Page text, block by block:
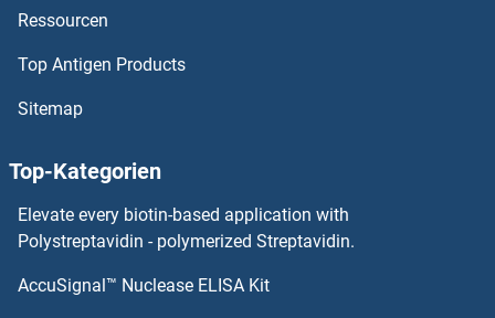
CCDC84 Antikörper
CCDC83 Antikörper
CCDC81 Antikörper
CCDC80 Antikörper
CCDC8 Antikörper
Ressourcen
Top Antigen Products
Sitemap
Top-Kategorien
Elevate every biotin-based application with
Polystreptavidin - polymerized Streptavidin.
AccuSignal™ Nuclease ELISA Kit